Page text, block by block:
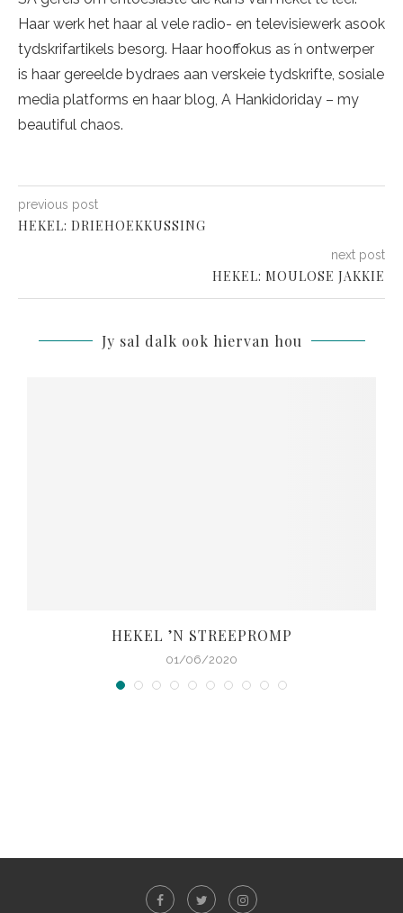
Haar werk het haar al vele radio- en televisiewerk asook
tydskrifartikels besorg. Haar hooffokus as ŉ ontwerper
is haar gereelde bydraes aan verskeie tydskrifte, sosiale
media platforms en haar blog, A Hankidoriday – my
beautiful chaos.
previous post
HEKEL: DRIEHOEKKUSSING
next post
HEKEL: MOULOSE JAKKIE
Jy sal dalk ook hiervan hou
HEKEL ’N STREEPROMP
01/06/2020